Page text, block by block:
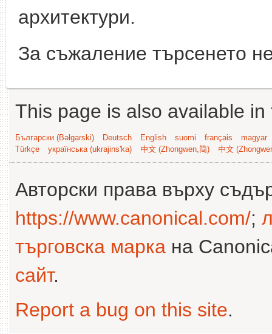
архитектури.
За съжаление търсенето
This page is also available
Български (Bəlgarski) Deutsch English suomi français
magyar
Türkçe
українська (ukrajins'ka) 中文 (Zhongwen,简) 中文
Авторски права върху
https://www.canonical.com/;
търговска марка на
сайт.
Report a bug on this site.